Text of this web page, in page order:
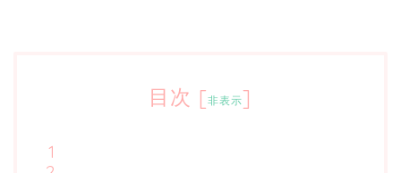
目次 [非表示]